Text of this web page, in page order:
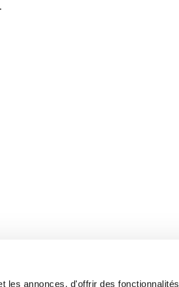
les annonces, d'offrir des fonctionnalités